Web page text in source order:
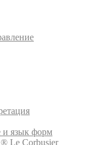
и язык форм
Le Corbusier